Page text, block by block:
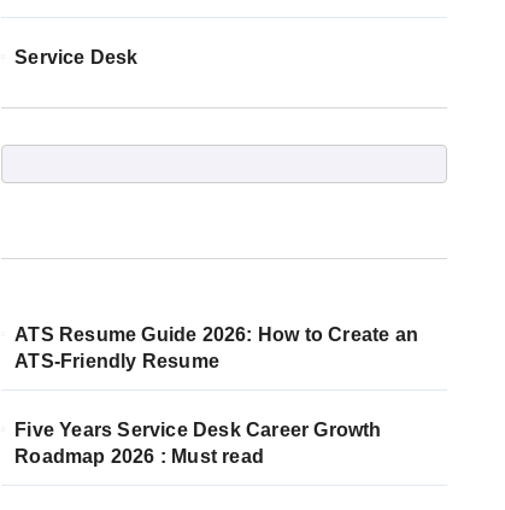
Service Desk
ATS Resume Guide 2026: How to Create an
ATS-Friendly Resume
Five Years Service Desk Career Growth
Roadmap 2026 : Must read